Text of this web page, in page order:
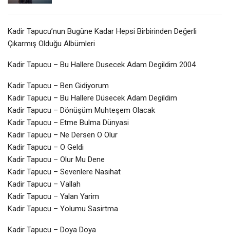
Kadir Tapucu’nun Bugüne Kadar Hepsi Birbirinden Değerli
Çıkarmış Olduğu Albümleri
Kadir Tapucu – Bu Hallere Dusecek Adam Degildim 2004
Kadir Tapucu – Ben Gidiyorum
Kadir Tapucu – Bu Hallere Düsecek Adam Degildim
Kadir Tapucu – Dönüşüm Muhteşem Olacak
Kadir Tapucu – Etme Bulma Dünyasi
Kadir Tapucu – Ne Dersen O Olur
Kadir Tapucu – O Geldi
Kadir Tapucu – Olur Mu Dene
Kadir Tapucu – Sevenlere Nasihat
Kadir Tapucu – Vallah
Kadir Tapucu – Yalan Yarim
Kadir Tapucu – Yolumu Sasirtma
Kadir Tapucu – Doya Doya